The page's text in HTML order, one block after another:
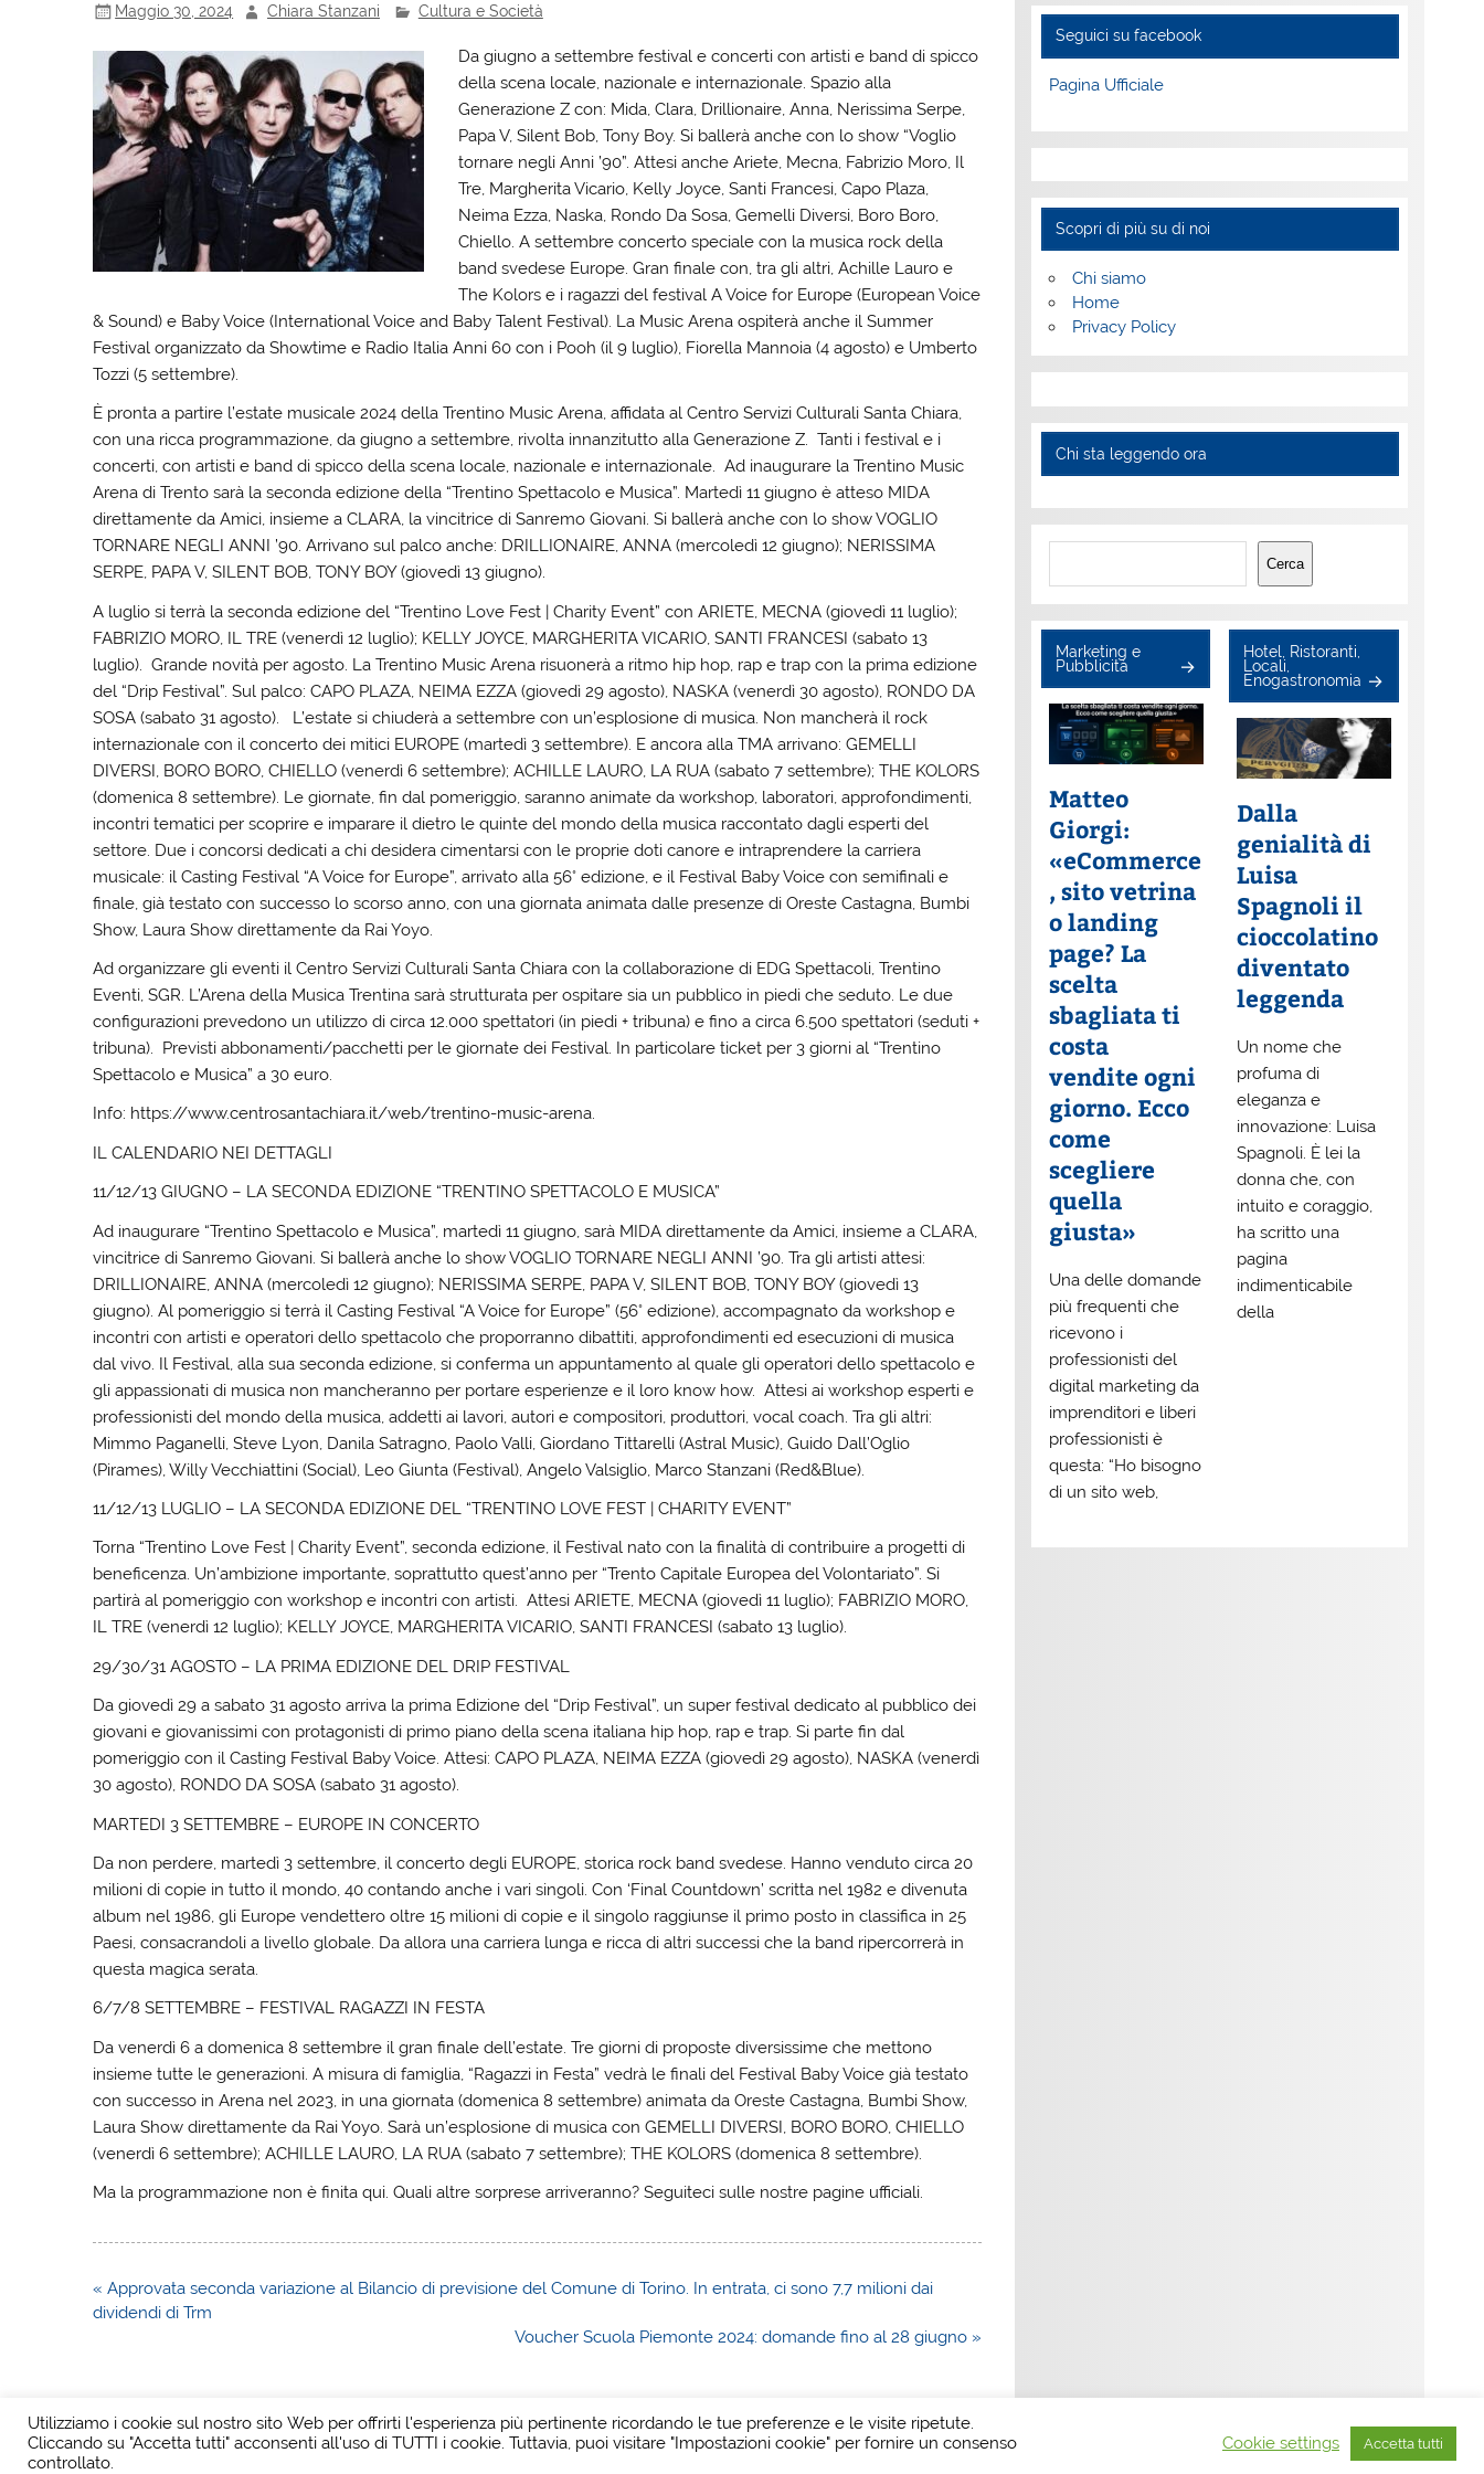
Maggio 30, 2024 Chiara Stanzani Cultura e Società
Da giugno a settembre festival e concerti con artisti e band di spicco
della scena locale, nazionale e internazionale. Spazio alla
Generazione Z con: Mida, Clara, Drillionaire, Anna, Nerissima Serpe,
Papa V, Silent Bob, Tony Boy. Si ballerà anche con lo show “Voglio
tornare negli Anni ’90”. Attesi anche Ariete, Mecna, Fabrizio Moro, Il
Tre, Margherita Vicario, Kelly Joyce, Santi Francesi, Capo Plaza,
Neima Ezza, Naska, Rondo Da Sosa, Gemelli Diversi, Boro Boro,
Chiello. A settembre concerto speciale con la musica rock della
band svedese Europe. Gran finale con, tra gli altri, Achille Lauro e
The Kolors e i ragazzi del festival A Voice for Europe (European Voice
& Sound) e Baby Voice (International Voice and Baby Talent Festival). La Music Arena ospiterà anche il Summer
Festival organizzato da Showtime e Radio Italia Anni 60 con i Pooh (il 9 luglio), Fiorella Mannoia (4 agosto) e Umberto
Tozzi (5 settembre).
È pronta a partire l’estate musicale 2024 della Trentino Music Arena, affidata al Centro Servizi Culturali Santa Chiara,
con una ricca programmazione, da giugno a settembre, rivolta innanzitutto alla Generazione Z. Tanti i festival e i
concerti, con artisti e band di spicco della scena locale, nazionale e internazionale. Ad inaugurare la Trentino Music
Arena di Trento sarà la seconda edizione della “Trentino Spettacolo e Musica”. Martedì 11 giugno è atteso MIDA
direttamente da Amici, insieme a CLARA, la vincitrice di Sanremo Giovani. Si ballerà anche con lo show VOGLIO
TORNARE NEGLI ANNI ’90. Arrivano sul palco anche: DRILLIONAIRE, ANNA (mercoledì 12 giugno); NERISSIMA
SERPE, PAPA V, SILENT BOB, TONY BOY (giovedì 13 giugno).
A luglio si terrà la seconda edizione del “Trentino Love Fest | Charity Event” con ARIETE, MECNA (giovedì 11 luglio);
FABRIZIO MORO, IL TRE (venerdì 12 luglio); KELLY JOYCE, MARGHERITA VICARIO, SANTI FRANCESI (sabato 13
luglio). Grande novità per agosto. La Trentino Music Arena risuonerà a ritmo hip hop, rap e trap con la prima edizione
del “Drip Festival”. Sul palco: CAPO PLAZA, NEIMA EZZA (giovedì 29 agosto), NASKA (venerdì 30 agosto), RONDO DA
SOSA (sabato 31 agosto). L’estate si chiuderà a settembre con un’esplosione di musica. Non mancherà il rock
internazionale con il concerto dei mitici EUROPE (martedì 3 settembre). E ancora alla TMA arrivano: GEMELLI
DIVERSI, BORO BORO, CHIELLO (venerdì 6 settembre); ACHILLE LAURO, LA RUA (sabato 7 settembre); THE KOLORS
(domenica 8 settembre). Le giornate, fin dal pomeriggio, saranno animate da workshop, laboratori, approfondimenti,
incontri tematici per scoprire e imparare il dietro le quinte del mondo della musica raccontato dagli esperti del
settore. Due i concorsi dedicati a chi desidera cimentarsi con le proprie doti canore e intraprendere la carriera
musicale: il Casting Festival “A Voice for Europe”, arrivato alla 56° edizione, e il Festival Baby Voice con semifinali e
finale, già testato con successo lo scorso anno, con una giornata animata dalle presenze di Oreste Castagna, Bumbi
Show, Laura Show direttamente da Rai Yoyo.
Ad organizzare gli eventi il Centro Servizi Culturali Santa Chiara con la collaborazione di EDG Spettacoli, Trentino
Eventi, SGR. L’Arena della Musica Trentina sarà strutturata per ospitare sia un pubblico in piedi che seduto. Le due
configurazioni prevedono un utilizzo di circa 12.000 spettatori (in piedi + tribuna) e fino a circa 6.500 spettatori (seduti +
tribuna). Previsti abbonamenti/pacchetti per le giornate dei Festival. In particolare ticket per 3 giorni al “Trentino
Spettacolo e Musica” a 30 euro.
Info: https://www.centrosantachiara.it/web/trentino-music-arena.
IL CALENDARIO NEI DETTAGLI
11/12/13 GIUGNO – LA SECONDA EDIZIONE “TRENTINO SPETTACOLO E MUSICA”
Ad inaugurare “Trentino Spettacolo e Musica”, martedì 11 giugno, sarà MIDA direttamente da Amici, insieme a CLARA,
vincitrice di Sanremo Giovani. Si ballerà anche lo show VOGLIO TORNARE NEGLI ANNI ’90. Tra gli artisti attesi:
DRILLIONAIRE, ANNA (mercoledì 12 giugno); NERISSIMA SERPE, PAPA V, SILENT BOB, TONY BOY (giovedì 13
giugno). Al pomeriggio si terrà il Casting Festival “A Voice for Europe” (56° edizione), accompagnato da workshop e
incontri con artisti e operatori dello spettacolo che proporranno dibattiti, approfondimenti ed esecuzioni di musica
dal vivo. Il Festival, alla sua seconda edizione, si conferma un appuntamento al quale gli operatori dello spettacolo e
gli appassionati di musica non mancheranno per portare esperienze e il loro know how. Attesi ai workshop esperti e
professionisti del mondo della musica, addetti ai lavori, autori e compositori, produttori, vocal coach. Tra gli altri:
Mimmo Paganelli, Steve Lyon, Danila Satragno, Paolo Valli, Giordano Tittarelli (Astral Music), Guido Dall’Oglio
(Pirames), Willy Vecchiattini (Social), Leo Giunta (Festival), Angelo Valsiglio, Marco Stanzani (Red&Blue).
11/12/13 LUGLIO – LA SECONDA EDIZIONE DEL “TRENTINO LOVE FEST | CHARITY EVENT”
Torna “Trentino Love Fest | Charity Event”, seconda edizione, il Festival nato con la finalità di contribuire a progetti di
beneficenza. Un’ambizione importante, soprattutto quest’anno per “Trento Capitale Europea del Volontariato”. Si
partirà al pomeriggio con workshop e incontri con artisti. Attesi ARIETE, MECNA (giovedì 11 luglio); FABRIZIO MORO,
IL TRE (venerdì 12 luglio); KELLY JOYCE, MARGHERITA VICARIO, SANTI FRANCESI (sabato 13 luglio).
29/30/31 AGOSTO – LA PRIMA EDIZIONE DEL DRIP FESTIVAL
Da giovedì 29 a sabato 31 agosto arriva la prima Edizione del “Drip Festival”, un super festival dedicato al pubblico dei
giovani e giovanissimi con protagonisti di primo piano della scena italiana hip hop, rap e trap. Si parte fin dal
pomeriggio con il Casting Festival Baby Voice. Attesi: CAPO PLAZA, NEIMA EZZA (giovedì 29 agosto), NASKA (venerdì
30 agosto), RONDO DA SOSA (sabato 31 agosto).
MARTEDI 3 SETTEMBRE – EUROPE IN CONCERTO
Da non perdere, martedì 3 settembre, il concerto degli EUROPE, storica rock band svedese. Hanno venduto circa 20
milioni di copie in tutto il mondo, 40 contando anche i vari singoli. Con ‘Final Countdown’ scritta nel 1982 e divenuta
album nel 1986, gli Europe vendettero oltre 15 milioni di copie e il singolo raggiunse il primo posto in classifica in 25
Paesi, consacrandoli a livello globale. Da allora una carriera lunga e ricca di altri successi che la band ripercorrerà in
questa magica serata.
6/7/8 SETTEMBRE – FESTIVAL RAGAZZI IN FESTA
Da venerdì 6 a domenica 8 settembre il gran finale dell’estate. Tre giorni di proposte diversissime che mettono
insieme tutte le generazioni. A misura di famiglia, “Ragazzi in Festa” vedrà le finali del Festival Baby Voice già testato
con successo in Arena nel 2023, in una giornata (domenica 8 settembre) animata da Oreste Castagna, Bumbi Show,
Laura Show direttamente da Rai Yoyo. Sarà un’esplosione di musica con GEMELLI DIVERSI, BORO BORO, CHIELLO
(venerdì 6 settembre); ACHILLE LAURO, LA RUA (sabato 7 settembre); THE KOLORS (domenica 8 settembre).
Ma la programmazione non è finita qui. Quali altre sorprese arriveranno? Seguiteci sulle nostre pagine ufficiali.
Navigazione
articoli
« Approvata seconda variazione al Bilancio di previsione del Comune di Torino. In entrata, ci sono 7,7 milioni dai
dividendi di Trm
Voucher Scuola Piemonte 2024: domande fino al 28 giugno »
Seguici su facebook
Pagina Ufficiale
Scopri di più su di noi
Chi siamo
Home
Privacy Policy
Chi sta leggendo ora
Cerca
Cerca
Marketing e
Pubblicità
Matteo
Giorgi:
«eCommerce
, sito vetrina
o landing
page? La
scelta
sbagliata ti
costa
vendite ogni
giorno. Ecco
come
scegliere
quella
giusta»
Una delle domande
più frequenti che
ricevono i
professionisti del
digital marketing da
imprenditori e liberi
professionisti è
questa: “Ho bisogno
di un sito web,
Hotel, Ristoranti,
Locali,
Enogastronomia
Dalla
genialità di
Luisa
Spagnoli il
cioccolatino
diventato
leggenda
Un nome che
profuma di
eleganza e
innovazione: Luisa
Spagnoli. È lei la
donna che, con
intuito e coraggio,
ha scritto una
pagina
indimenticabile
della
Tema WordPress: Smartline di ThemeZee.
Utilizziamo i cookie sul nostro sito Web per offrirti l'esperienza più pertinente ricordando le tue preferenze e le visite ripetute.
Cliccando su "Accetta tutti" acconsenti all'uso di TUTTI i cookie. Tuttavia, puoi visitare "Impostazioni cookie" per fornire un consenso
controllato.
Cookie settings Accetta tutti